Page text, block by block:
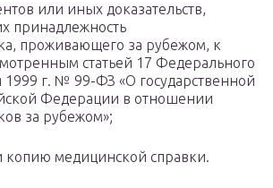
или иных доказательств,
принадлежность
проживающего за рубежом, к
статьей 17 Федерального
1999 г. № 99-ФЗ «О государственной
Федерации в отношении
за рубежом»;
медицинской справки.